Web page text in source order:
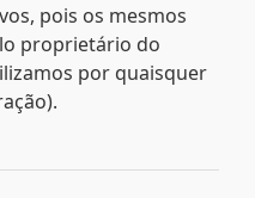
pois os mesmos
proprietário do
por quaisquer